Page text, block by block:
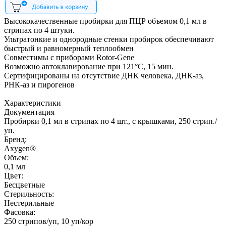
Высококачественные пробирки для ПЦР объемом 0,1 мл в
стрипах по 4 штуки.
Ультратонкие и однородные стенки пробирок обеспечивают
быстрый и равномерный теплообмен
Совместимы с приборами Rotor-Gene
Возможно автоклавирование при 121°С, 15 мин.
Сертифицированы на отсутствие ДНК человека, ДНК-аз,
РНК-аз и пирогенов
Характеристики
Документация
Пробирки 0,1 мл в стрипах по 4 шт., с крышками, 250 стрип./
уп.
Бренд:
Axygen®
Объем:
0,1 мл
Цвет:
Бесцветные
Стерильность:
Нестерильные
Фасовка:
250 стрипов/уп, 10 уп/кор